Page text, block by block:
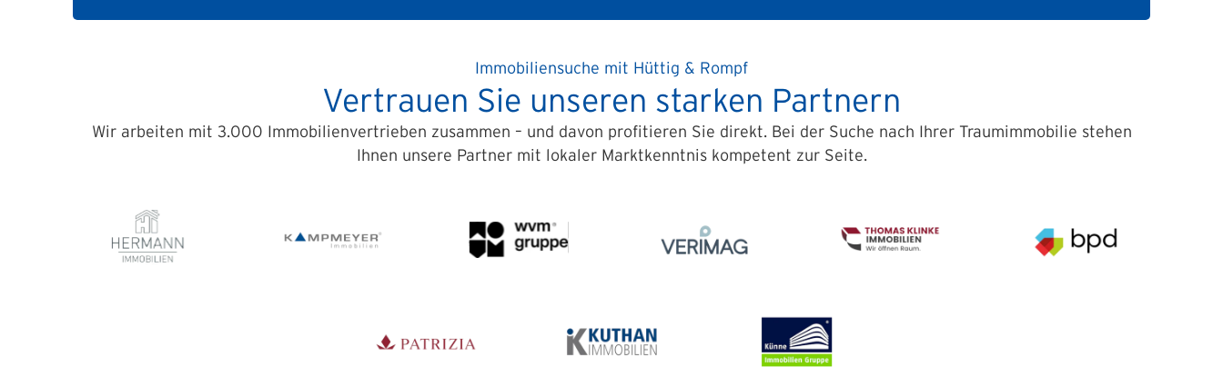
Immobiliensuche mit Hüttig & Rompf
Vertrauen Sie unseren starken Partnern
Wir arbeiten mit 3.000 Immobilienvertrieben zusammen – und davon profitieren Sie direkt. Bei der Suche nach Ihrer Traumimmobilie stehen
Ihnen unsere Partner mit lokaler Marktkenntnis kompetent zur Seite.